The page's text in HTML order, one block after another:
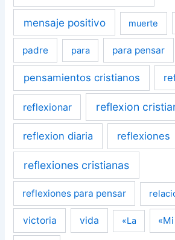
mensaje positivo muerte
padre para para pensar
pensamientos cristianos
reflexionar reflexion
reflexion diaria reflexiones
reflexiones cristianas
reflexiones para pensar
victoria vida «La «Mi